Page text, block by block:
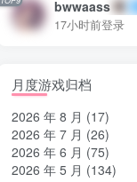
bwwaass
17小时前登录
月度游戏归档
2026 年 8 月 (17)
2026 年 7 月 (26)
2026 年 6 月 (75)
2026 年 5 月 (134)